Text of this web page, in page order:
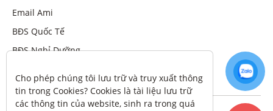
Email Ami
BĐS Quốc Tế
BĐS Nghỉ Dưỡng
Cho phép chúng tôi lưu trữ và truy xuất thông
tin trong Cookies? Cookies là tài liệu lưu trữ
các thông tin của website, sinh ra trong quá